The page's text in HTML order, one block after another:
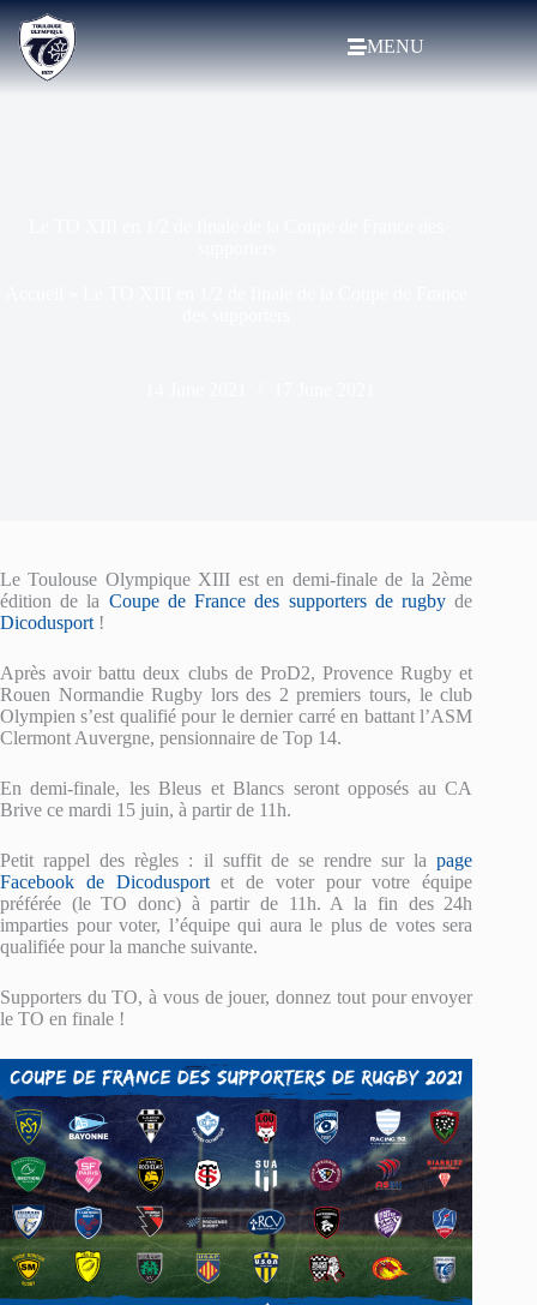
MENU
Le Toulouse Olympique XIII est en demi-finale de la 2ème
édition de la Coupe de France des supporters de rugby de
Dicodusport !
Après avoir battu deux clubs de ProD2, Provence Rugby et
Rouen Normandie Rugby lors des 2 premiers tours, le club
Olympien s’est qualifié pour le dernier carré en battant l’ASM
Clermont Auvergne, pensionnaire de Top 14.
En demi-finale, les Bleus et Blancs seront opposés au CA
Brive ce mardi 15 juin, à partir de 11h.
Petit rappel des règles : il suffit de se rendre sur lapage
Facebook de Dicodusportet de voter pour votre équipe
préférée (le TO donc) à partir de 11h. A la fin des 24h
imparties pour voter, l’équipe qui aura le plus de votes sera
qualifiée pour la manche suivante.
Supporters du TO, à vous de jouer, donnez tout pour envoyer
le TO en finale !